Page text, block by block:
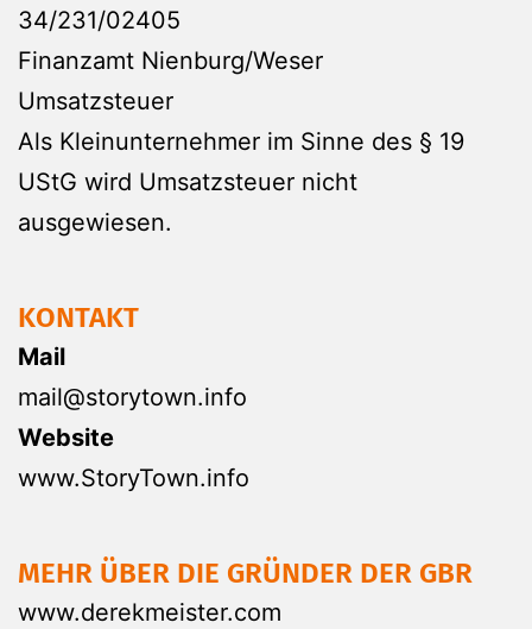
34/231/02405
Finanzamt Nienburg/Weser
Umsatzsteuer
Als Kleinunternehmer im Sinne des § 19
UStG wird Umsatzsteuer nicht
ausgewiesen.
KONTAKT
Mail
mail@storytown.info
Website
www.StoryTown.info
MEHR ÜBER DIE GRÜNDER DER GBR
www.derekmeister.com